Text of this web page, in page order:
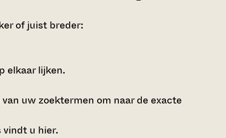
of juist breder:
elkaar lijken.
uw zoektermen om naar de exacte
vindt u hier.